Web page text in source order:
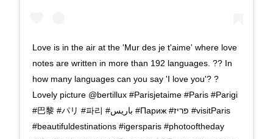
Love is in the air at the 'Mur des je t'aime' where love
notes are written in more than 192 languages. ?? In
how many languages can you say 'I love you'? ?
Lovely picture @bertillux #Parisjetaime #Paris #Parigi
#巴黎 #パリ #파리 #باريس #Париж #פריז #visitParis
#beautifuldestinations #igersparis #photooftheday